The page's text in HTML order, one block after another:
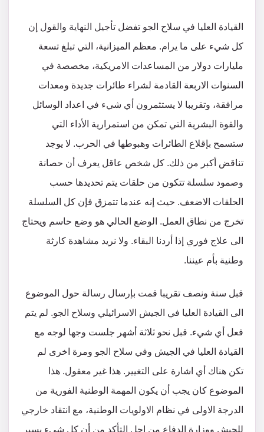
القيادة العليا في سلاح الجو تفضل تأجيل النهاية والقول إن
كل شيء على ما يرام. معظم الميزانية، التي تبلغ تسعة
مليارات دولار من المساعدات الامريكية، مخصصة في
السنوات الاربعة القادمة لشراء طائرات جديدة ومعدات
مرافقة، وتقريبا لا يستثمرون أي شيء في اعداد الوسائل
والقوة البشرية التي تمكن من استمرارية الأداء التي
ستسمح بإقلاع الطائرات وهبوطها في الحرب. لا يوجد
تناقض أكبر من ذلك. كل شخص عاقل يعرف أن حصانة
وصمود سلسلة تتكون من حلقات يتم تحديدها حسب
الحلقات الاضعف. حيث إنه عندما تتمزق فإن كل السلسلة
تخرج من نطاق العمل. الوضع الحالي هو وضع حاسم ويحتاج
الى علاج فوري إذا أردنا البقاء. ولا نريد مشاهدة كارثة
وطنية بأم عيننا.
قبل سنة ونصف تقريبا قمت بإرسال رسالة حول الموضوع
الى القيادة العليا في الجيش الاسرائيلي وسلاح الجو. لم يتم
فعل أي شيء. قبل نحو ثلاثة أشهر جلست وجها لوجه مع
القيادة العليا في الجيش وفي سلاح الجو ومرة اخرى لم
تكن هناك أي اشارة على التغيير. هذا غير معقول. هذا
الموضوع كان يجب أن يكون المهمة الوطنية الفورية من
الدرجة الاولى في نظام الاولويات الوطنية، مع انتقاد خارجي
للجيش ووزارة الدفاع من اجل التأكد من أن كل شيء يسير